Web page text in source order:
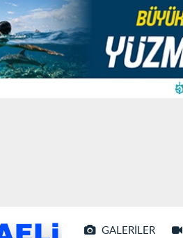
GALERILER